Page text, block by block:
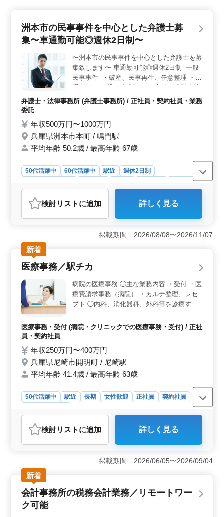
向上させることが使命です。
洲本市の民事事件を中心とした弁護士募
集〜車通勤可能◎週休2日制〜
〜洲本市の民事事件を中心とした弁護士を募
集致します〜 車通勤可能◎週休2日制 -一般
民事事件- ・破産、民事再生、任意整理 ・交
求 ・不動産問題 ・売買代金請求 ・B型肝炎
障害者の虐待 ・高齢者・障害者の財産管理
依頼者の方々と話し合いながら、解決に努め
て行きます！ 現在50歳以上も活躍している
企業です。 ぜひ今までの経験を活かして頂
ける方のご応募お待ちしております♩
弁護士・法律事務所 (弁護士事務所) / 正社員・契約社員・業務
委託
年収500万円〜1000万円
兵庫県洲本市本町 / 鳴門駅
平均年齢 50.2歳 / 最高年齢 67歳
50代活躍中 60代活躍中 駅近
週休2日制
業務委託
おすすめポイント
＜地域への貢献＞ 洲本市に根ざした活動が特徴で、地
域の民事事件に対応しています。鳴門駅からの車通勤が
可能です。地域社会の法的ニーズに焦点を当てた弁護士
事務所、地域社会への貢献にやりがいを感じることがで
きます。 ＜働きやすい労働環境＞ 週休2日制で残業
がほとんどなく、車通勤も可能な為、ワークライフバラ
ンスが取りやすい環境が整っています。50歳以上が活躍
中で、経験者にとって働きやすい環境です。 ＜充実
の待遇と報酬＞ 給与は年収500万円〜1600万円程度
で、通勤手当も実費支給です。社会保険完備や個人受任
可能などの福利厚生が整っており、経済的な安定感も抜
群。キャリアアップを望む方にぴったりです。
検討リスト に追加 詳しく見る
掲載期間 2026/08/08〜2026/11/07
新着
医療事務／駅チカ
病院の医療事務 ◯主な業務内容 ・受付 ・医
療費請求事務（病院） ・カルテ整理、レセ
プト ◯内科、消化器科、外科等を診療する
限なし） ＊賞与あり これまで積み上げた力
医療事務・受付 (病院・クリニックでの医療事務・受付) / 正社
員・契約社員
年収250万円〜400万円
兵庫県尼崎市開明町 / 尼崎駅
平均年齢 41.4歳 / 最高年齢 63歳
50代活躍中 駅近 長期 女性歓迎 正社員
契約社員
おすすめポイント
＜休日充実で無理なく勤務＞ 駅チカで通いやすく、年
間休日122日・土日祝休みの環境が魅力です。年末年始休
め、長く続けやすい職場です。 ＜調剤経験を活かせ
る＞ 受付や会計、検品、レセプト業務など調剤薬局事
務全般を担当します。これまで培った診療報酬請求の経
験を活かし、ブランクがある方もスキルを発揮できる仕
事です。 ＜通勤便利＋安心待遇＞ 車通勤が可能で
通勤負担を抑えられる環境です。交通費支給や賞与、社
検討リスト に追加 詳しく見る
掲載期間 2026/06/05〜2026/09/04
新着
会計事務所の税務会計業務／リモートワー
ク可能